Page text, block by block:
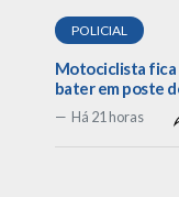
POLICIAL
Motociclista fica
bater em poste
Há 21 horas